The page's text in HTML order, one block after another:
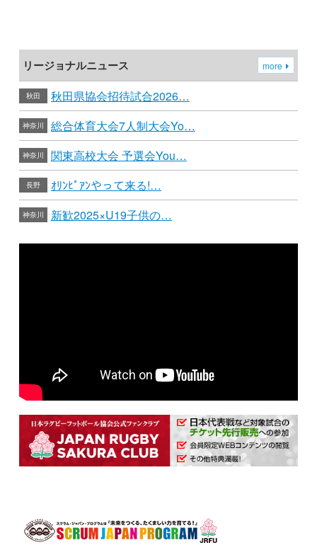
リージョナルニュース more
秋田 秋田県協会招待試合2026…
神奈川 総合体育大会7人制大会Yo…
神奈川 関東高校大会 予選会You…
長野 ｵﾘﾝﾋﾟｱﾝやって来る!…
神奈川 新歓2025×U19子供の…